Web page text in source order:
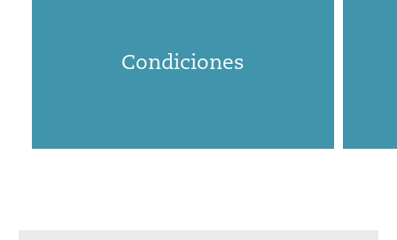
Condiciones